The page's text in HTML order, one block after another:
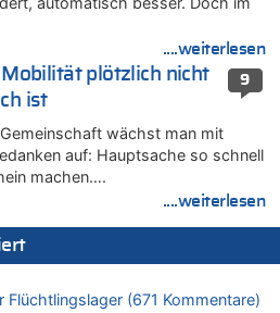
große Ehre“
Sommer ist jetzt amtlich
der Block zu
die Reise geht…“
Meyer zu
NRW so niedrig wie noch nie
von drei Autofahrern das
– Untersuchung von Vias
von drei Autofahrern das
....weiterlesen
9
Mobilität plötzlich nicht
ist
wächst man mit
auf: Hauptsache so schnell
machen….
....weiterlesen
Flüchtlingslager (671 Kommentare)